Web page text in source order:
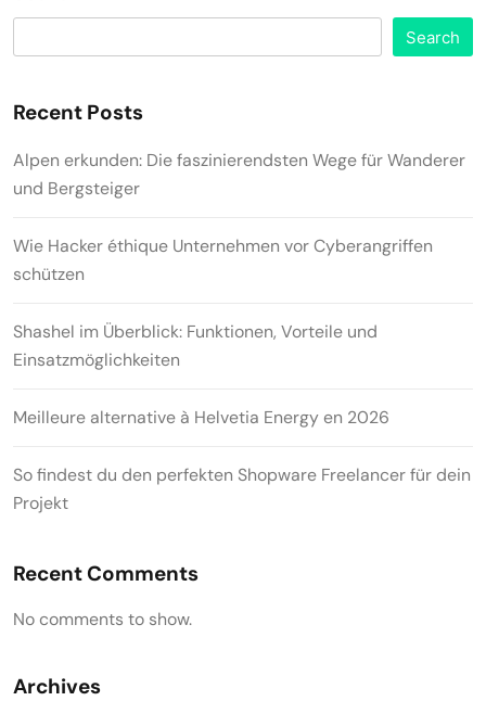
Search
Recent Posts
Alpen erkunden: Die faszinierendsten Wege für Wanderer
und Bergsteiger
Wie Hacker éthique Unternehmen vor Cyberangriffen
schützen
Shashel im Überblick: Funktionen, Vorteile und
Einsatzmöglichkeiten
Meilleure alternative à Helvetia Energy en 2026
So findest du den perfekten Shopware Freelancer für dein
Projekt
Recent Comments
No comments to show.
Archives